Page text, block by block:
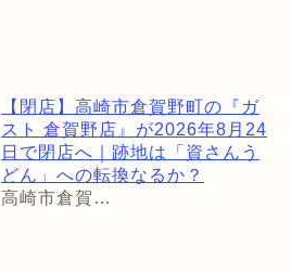
【閉店】高崎市倉賀野町の『ガ
スト 倉賀野店』が2026年8月24
日で閉店へ｜跡地は「資さんう
どん」への転換なるか？
高崎市倉賀…